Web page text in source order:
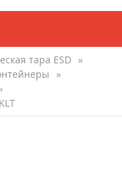
тара ESD »
»